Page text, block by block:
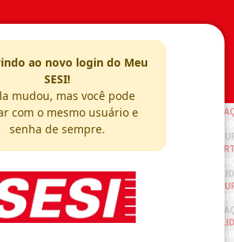
ao novo login do Meu
SESI!
mudou, mas você pode
com o mesmo usuário e
senha de sempre.